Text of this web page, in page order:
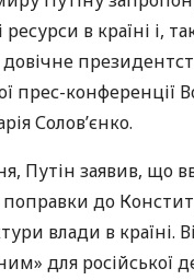
в країні і,
прес-конференції
Солов’єнко.
Путін заявив, що
до
влади в країні.
для російської